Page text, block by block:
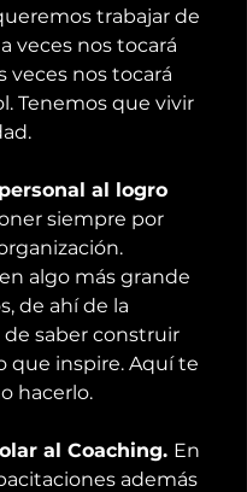
trabajar de
veces nos tocará
veces nos tocará
Tenemos que vivir
al logro
siempre por
algo más grande
de ahí de la
saber construir
que inspire. Aquí te
hacerlo.
al Coaching. En
además